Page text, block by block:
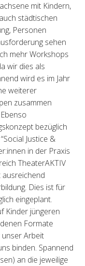
mit Kindern,
städtischen
Personen
sehen
mehr Workshops
wir dies als
wird es im Jahr
weiterer
zusammen
bezüglich
Justice &
in der Praxis
TheaterAKTIV
ausreichend
Dies ist für
eingeplant.
Kinder jüngeren
Formate
Arbeit
binden. Spannend
an die jeweilige